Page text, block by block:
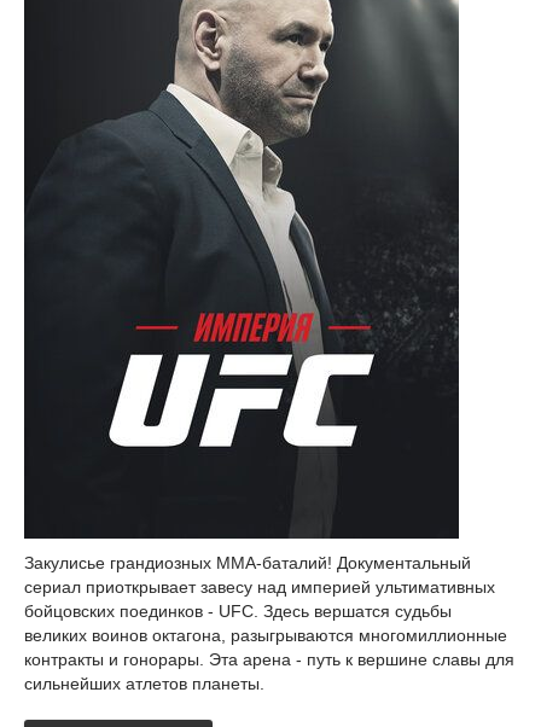
Закулисье грандиозных ММА-баталий! Документальный
сериал приоткрывает завесу над империей ультимативных
бойцовских поединков - UFC. Здесь вершатся судьбы
великих воинов октагона, разыгрываются многомиллионные
контракты и гонорары. Эта арена - путь к вершине славы для
сильнейших атлетов планеты.